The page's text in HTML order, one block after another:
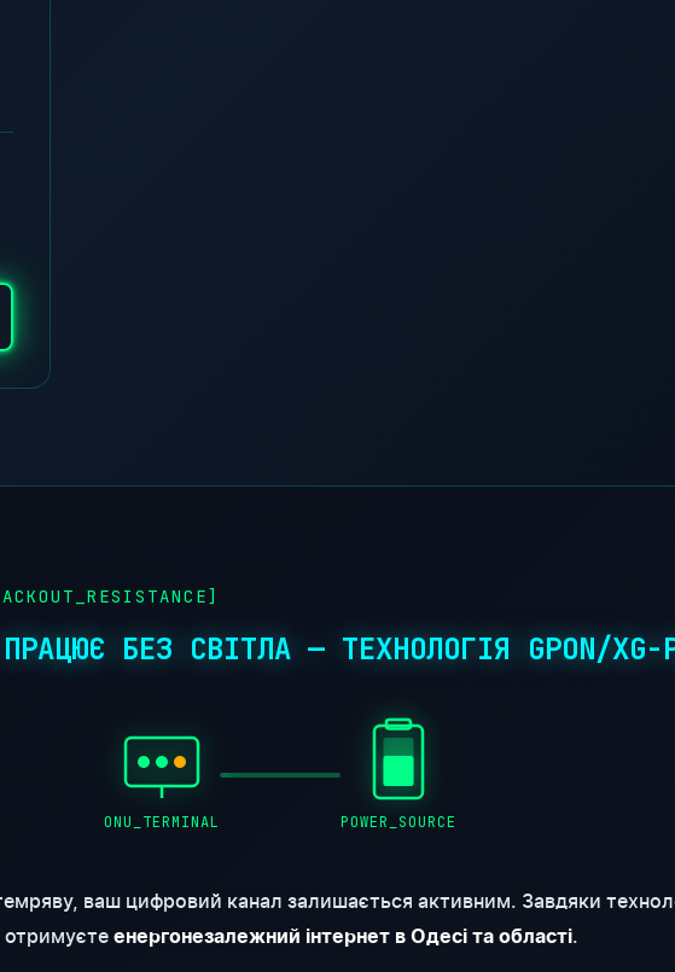
БЕЗ СВІТЛА — ТЕХНОЛОГІЯ GPON/XG-
ONU_TERMINAL POWER_SOURCE
ваш цифровий канал залишається активним. Завдяки
отримуєте енергонезалежний інтернет в Одесі та області.